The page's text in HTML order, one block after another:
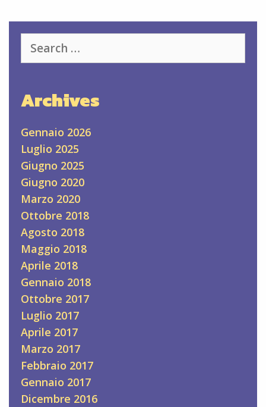
for:
Archives
Gennaio 2026
Luglio 2025
Giugno 2025
Giugno 2020
Marzo 2020
Ottobre 2018
Agosto 2018
Maggio 2018
Aprile 2018
Gennaio 2018
Ottobre 2017
Luglio 2017
Aprile 2017
Marzo 2017
Febbraio 2017
Gennaio 2017
Dicembre 2016